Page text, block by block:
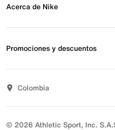
Preguntas frecuentes
Devoluciones
Comunicate con nosotros
Acerca de Nike
Noticias
Sostenibilidad
Promociones y descuentos
T&C actividades comerciales
Colombia
© 2026 Athletic Sport, Inc.